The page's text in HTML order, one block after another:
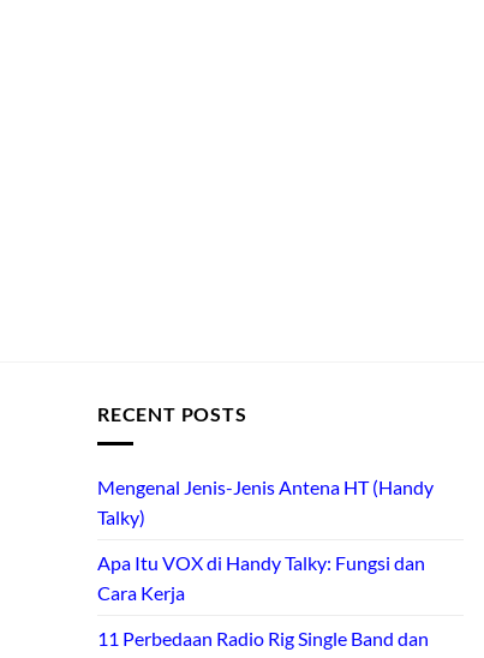
RECENT POSTS
Mengenal Jenis-Jenis Antena HT (Handy
Talky)
Apa Itu VOX di Handy Talky: Fungsi dan
Cara Kerja
11 Perbedaan Radio Rig Single Band dan